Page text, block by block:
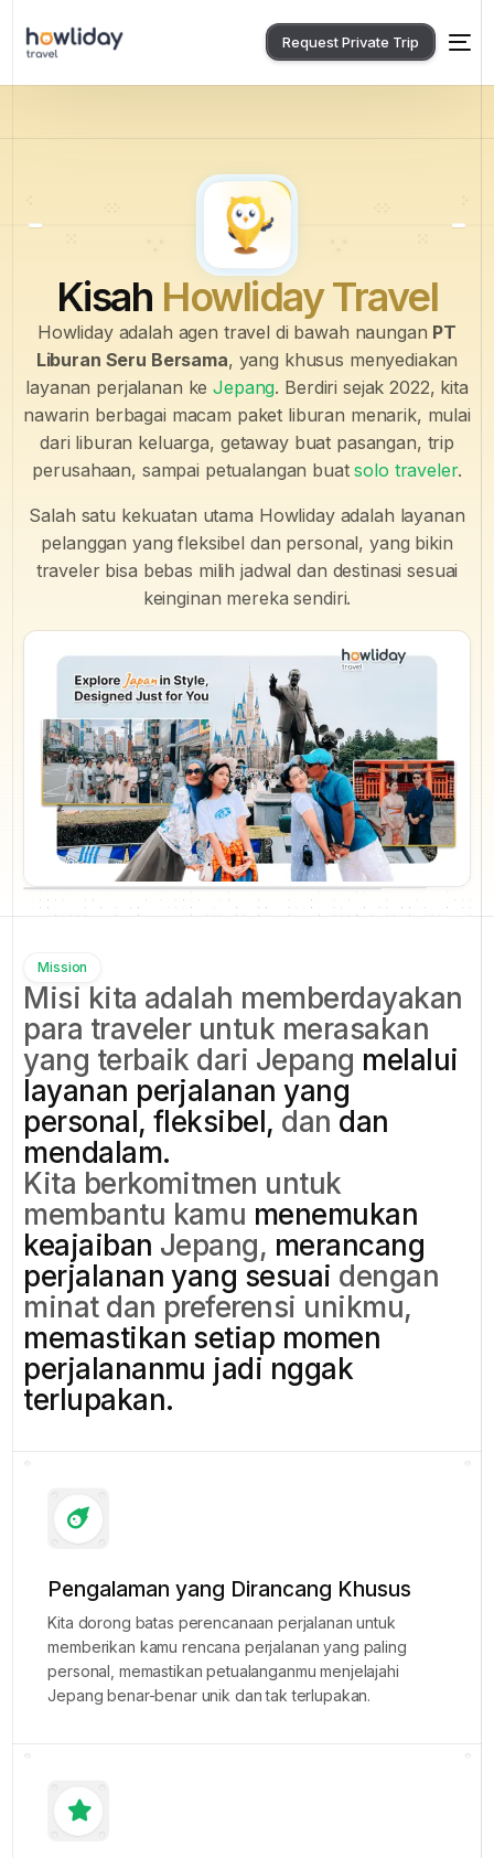
Request Private Trip
Kisah Howliday Travel
Howliday adalah agen travel di bawah naungan PT
Liburan Seru Bersama, yang khusus menyediakan
layanan perjalanan keJepang. Berdiri sejak 2022, kita
nawarin berbagai macam paket liburan menarik, mulai
dari liburan keluarga, getaway buat pasangan, trip
perusahaan, sampai petualangan buatsolo traveler.
Salah satu kekuatan utama Howliday adalah layanan
pelanggan yang fleksibel dan personal, yang bikin
traveler bisa bebas milih jadwal dan destinasi sesuai
keinginan mereka sendiri.
Mission
Misi kita adalah memberdayakan
para traveler untuk merasakan
yang terbaik dari Jepang melalui
layanan perjalanan yang
personal, fleksibel, dan dan
mendalam.
Kita berkomitmen untuk
membantu kamu menemukan
keajaiban Jepang, merancang
perjalanan yang sesuai dengan
minat dan preferensi unikmu,
memastikan setiap momen
perjalananmu jadi nggak
terlupakan.
Pengalaman yang Dirancang Khusus
Kita dorong batas perencanaan perjalanan untuk
memberikan kamu rencana perjalanan yang paling
personal, memastikan petualanganmu menjelajahi
Jepang benar-benar unik dan tak terlupakan.